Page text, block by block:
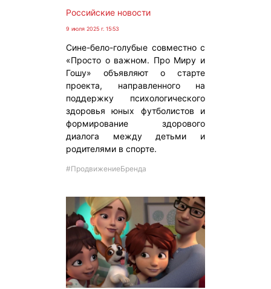
Российские новости
9 июля 2025 г. 15:53
Сине-бело-голубые совместно с
«Просто о важном. Про Миру и
Гошу» объявляют о старте
проекта, направленного на
поддержку психологического
здоровья юных футболистов и
формирование здорового
диалога между детьми и
родителями в спорте.
#ПродвижениеБренда